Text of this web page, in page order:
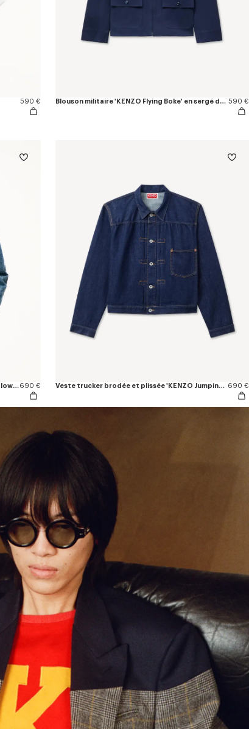
590 € Blouson militaire 'KENZO Flying Boke' en sergé de coton 590 €
Veste trucker plissée cropped 'KENZO Wildflower' en denim japonais690 € Veste trucker brodée et plissée 'KENZO Jumping Tiger' en denim japonais 690 €